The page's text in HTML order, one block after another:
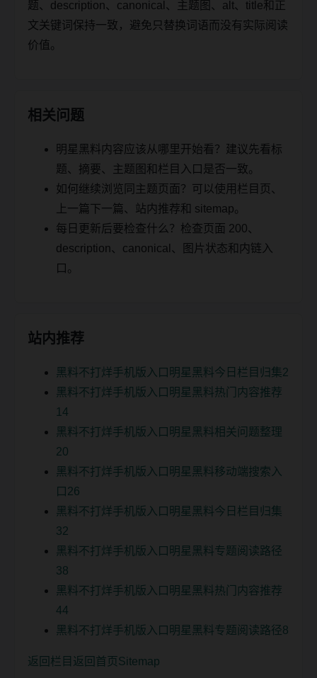
题、description、canonical、主题图、alt、title和正
文关键词保持一致，避免只替换词语而没有实际阅读
价值。
相关问题
明星黑料内容应该从哪里开始看？建议先看标
题、摘要、主题图和栏目入口是否一致。
如何继续浏览同主题页面？可以使用栏目页、
上一篇下一篇、站内推荐和 sitemap。
每日更新后要检查什么？检查页面 200、
description、canonical、图片状态和内链入
口。
站内推荐
黑料不打烊手机版入口明星黑料今日栏目归集2
黑料不打烊手机版入口明星黑料热门内容推荐
14
黑料不打烊手机版入口明星黑料相关问题整理
20
黑料不打烊手机版入口明星黑料移动端搜索入
口26
黑料不打烊手机版入口明星黑料今日栏目归集
32
黑料不打烊手机版入口明星黑料专题阅读路径
38
黑料不打烊手机版入口明星黑料热门内容推荐
44
黑料不打烊手机版入口明星黑料专题阅读路径8
返回栏目 返回首页 Sitemap